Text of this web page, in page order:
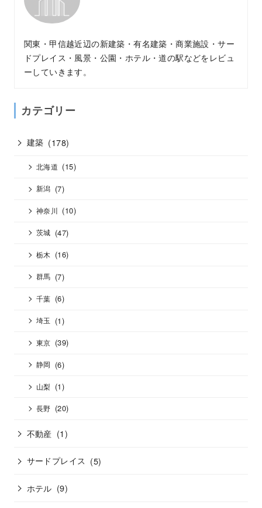
関東・甲信越近辺の新建築・有名建築・商業施設・サー
ドプレイス・風景・公園・ホテル・道の駅などをレビュ
ーしていきます。
カテゴリー
建築 (178)
北海道 (15)
新潟 (7)
神奈川 (10)
茨城 (47)
栃木 (16)
群馬 (7)
千葉 (6)
埼玉 (1)
東京 (39)
静岡 (6)
山梨 (1)
長野 (20)
不動産 (1)
サードプレイス (5)
ホテル (9)